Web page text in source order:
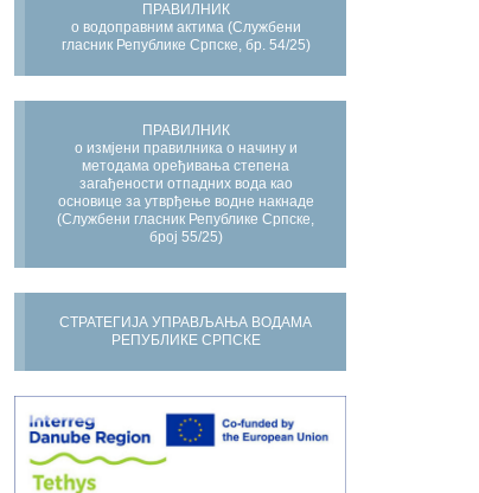
ПРАВИЛНИК
о водоправним актима (Службени
гласник Републике Српске, бр. 54/25)
ПРАВИЛНИК
о измјени правилника о начину и
методама оређивања степена
загађености отпадних вода као
основице за утврђење водне накнаде
(Службени гласник Републике Српске,
број 55/25)
СТРАТЕГИЈА УПРАВЉАЊА ВОДАМА
РЕПУБЛИКЕ СРПСКЕ